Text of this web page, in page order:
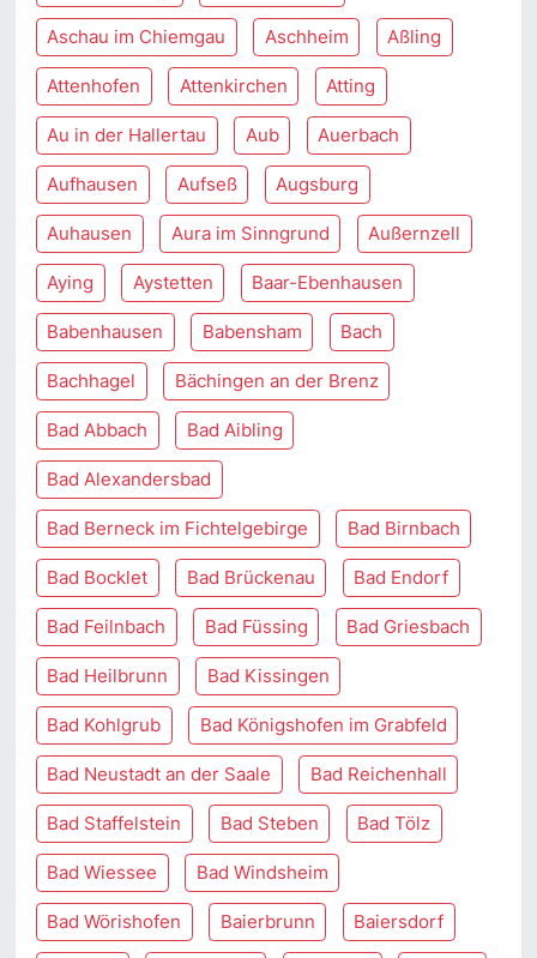
Aschau im Chiemgau Aschheim Aßling
Attenhofen Attenkirchen Atting
Au in der Hallertau Aub Auerbach
Aufhausen Aufseß Augsburg
Auhausen Aura im Sinngrund Außernzell
Aying Aystetten Baar-Ebenhausen
Babenhausen Babensham Bach
Bachhagel Bächingen an der Brenz
Bad Abbach Bad Aibling
Bad Alexandersbad
Bad Berneck im Fichtelgebirge Bad Birnbach
Bad Bocklet Bad Brückenau Bad Endorf
Bad Feilnbach Bad Füssing Bad Griesbach
Bad Heilbrunn Bad Kissingen
Bad Kohlgrub Bad Königshofen im Grabfeld
Bad Neustadt an der Saale Bad Reichenhall
Bad Staffelstein Bad Steben Bad Tölz
Bad Wiessee Bad Windsheim
Bad Wörishofen Baierbrunn Baiersdorf